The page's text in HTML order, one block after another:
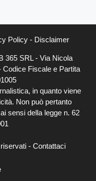
Policy- Disclaimer
365 SRL - Via Nicola
Fiscale e Partita
in quanto viene
Non può pertanto
sensi della legge n. 62
- Contattaci